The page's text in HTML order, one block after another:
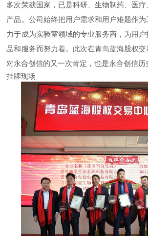
多次荣获国家，已是科研、生物制药、医
产品。公司始终把用户需求和用户难题作
力于成为实验室领域的专业服务商，为用
品和服务而努力着。此次在青岛蓝海股权
对永合创信的又一次肯定，也是永合创信历
挂牌现场